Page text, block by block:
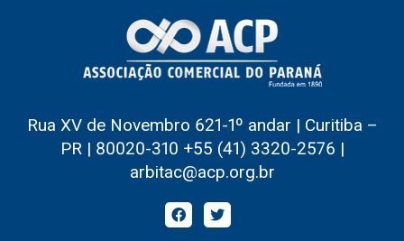
Rua XV de Novembro 621-1º andar | Curitiba –
PR | 80020-310 +55 (41) 3320-2576 |
arbitac@acp.org.br